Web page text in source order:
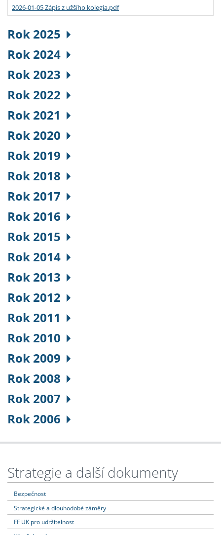
2026-01-05 Zápis z užšího kolegia.pdf
Rok 2025
Rok 2024
Rok 2023
Rok 2022
Rok 2021
Rok 2020
Rok 2019
Rok 2018
Rok 2017
Rok 2016
Rok 2015
Rok 2014
Rok 2013
Rok 2012
Rok 2011
Rok 2010
Rok 2009
Rok 2008
Rok 2007
Rok 2006
Strategie a další dokumenty
Bezpečnost
Strategické a dlouhodobé záměry
FF UK pro udržitelnost